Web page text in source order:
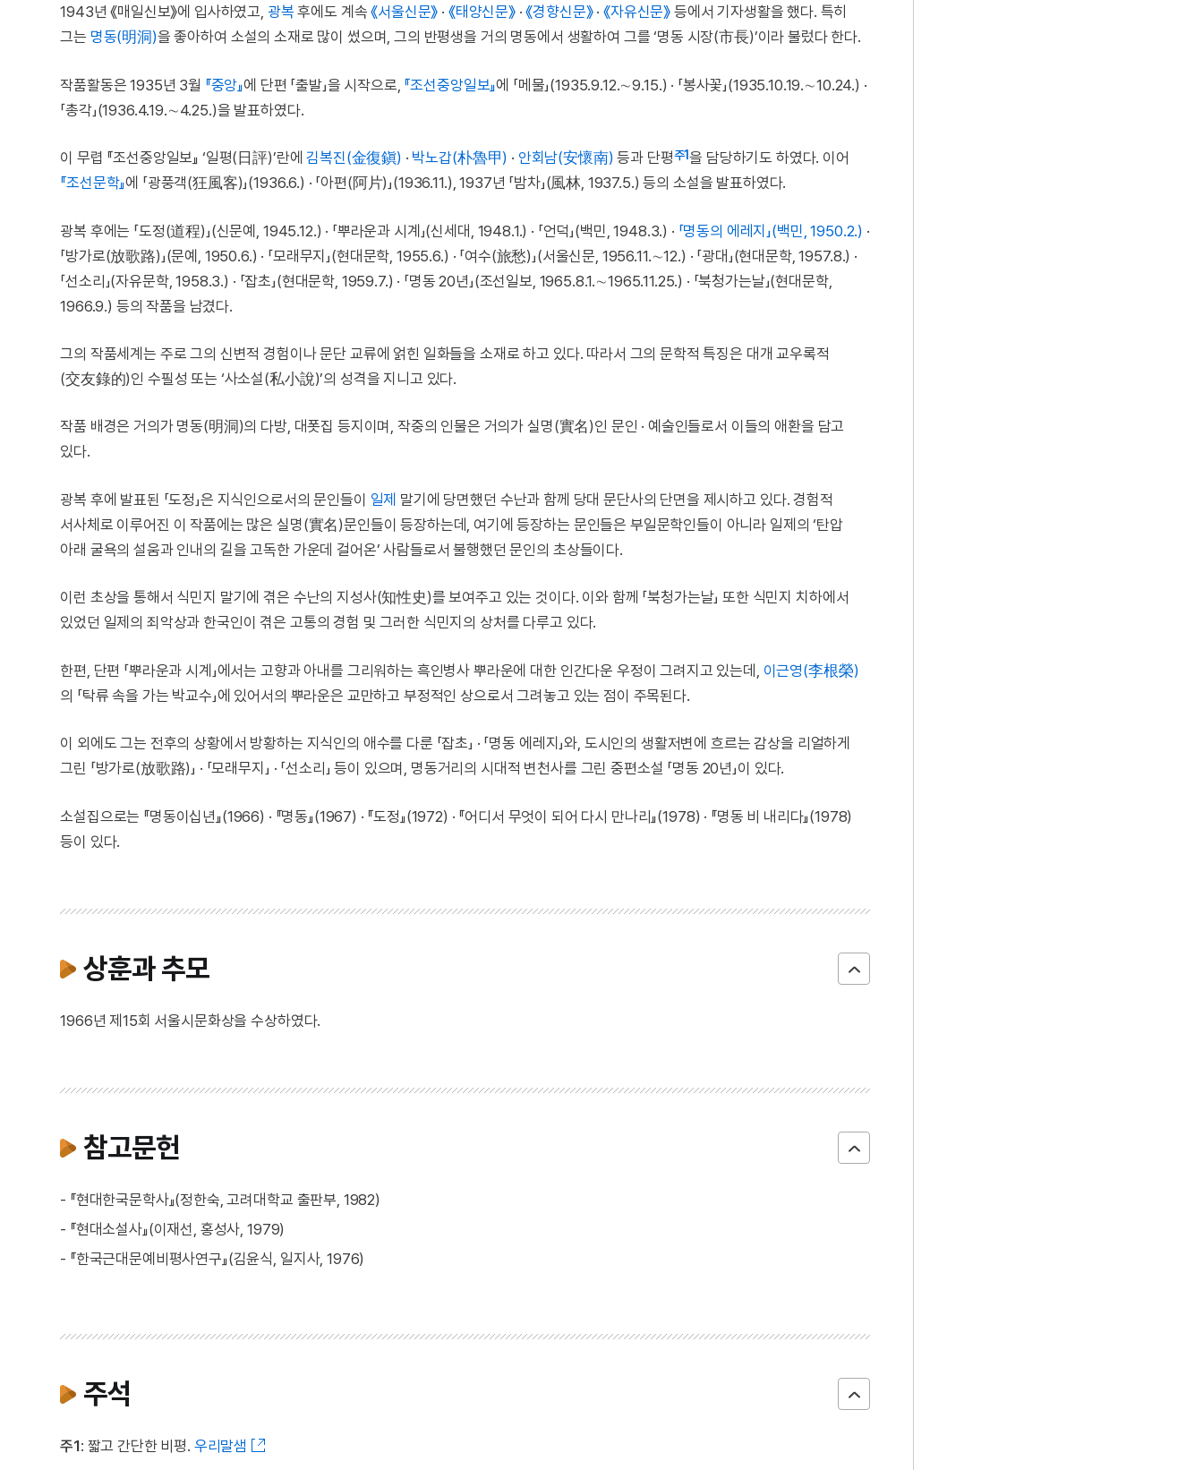
1943년 《매일신보》에 입사하였고, 광복 후에도 계속《서울신문》 · 《태양신문》·《경향신문》· 《자유신문》 등에서 기자생활을 했다. 특히
그는 명동(明洞)을 좋아하여 소설의 소재로 많이 썼으며, 그의 반평생을 거의 명동에서 생활하여 그를 ‘명동 시장(市長)’이라 불렀다 한다.
작품활동은 1935년 3월 『중앙』에 단편 「출발」을 시작으로, 『조선중앙일보』에 「메물」(1935.9.12.∼9.15.) · 「봉사꽃」(1935.10.19.∼10.24.) ·
「총각」(1936.4.19.∼4.25.)을 발표하였다.
이 무렵 『조선중앙일보』 ‘일평(日評)’란에김복진(金復鎭) · 박노갑(朴魯甲) · 안회남(安懷南) 등과 단평주1을 담당하기도 하였다. 이어
『조선문학』에 「광풍객(狂風客)」(1936.6.) · 「아편(阿片)」(1936.11.), 1937년 「밤차」(風林, 1937.5.) 등의 소설을 발표하였다.
광복 후에는 「도정(道程)」(신문예, 1945.12.) · 「뿌라운과 시계」(신세대, 1948.1.) · 「언덕」(백민, 1948.3.) · 「명동의 에레지」(백민, 1950.2.) ·
「방가로(放歌路)」(문예, 1950.6.) · 「모래무지」(현대문학, 1955.6.) · 「여수(旅愁)」(서울신문, 1956.11.∼12.) · 「광대」(현대문학, 1957.8.) ·
「선소리」(자유문학, 1958.3.) · 「잡초」(현대문학, 1959.7.) · 「명동 20년」(조선일보, 1965.8.1.∼1965.11.25.) · 「북청가는날」(현대문학,
1966.9.) 등의 작품을 남겼다.
그의 작품세계는 주로 그의 신변적 경험이나 문단 교류에 얽힌 일화들을 소재로 하고 있다. 따라서 그의 문학적 특징은 대개 교우록적
(交友錄的)인 수필성 또는 ‘사소설(私小說)’의 성격을 지니고 있다.
작품 배경은 거의가 명동(明洞)의 다방, 대폿집 등지이며, 작중의 인물은 거의가 실명(實名)인 문인 · 예술인들로서 이들의 애환을 담고
있다.
광복 후에 발표된 「도정」은 지식인으로서의 문인들이 일제 말기에 당면했던 수난과 함께 당대 문단사의 단면을 제시하고 있다. 경험적
서사체로 이루어진 이 작품에는 많은 실명(實名)문인들이 등장하는데, 여기에 등장하는 문인들은 부일문학인들이 아니라 일제의 ‘탄압
아래 굴욕의 설움과 인내의 길을 고독한 가운데 걸어온’ 사람들로서 불행했던 문인의 초상들이다.
이런 초상을 통해서 식민지 말기에 겪은 수난의 지성사(知性史)를 보여주고 있는 것이다. 이와 함께 「북청가는날」 또한 식민지 치하에서
있었던 일제의 죄악상과 한국인이 겪은 고통의 경험 및 그러한 식민지의 상처를 다루고 있다.
한편, 단편 「뿌라운과 시계」에서는 고향과 아내를 그리워하는 흑인병사 뿌라운에 대한 인간다운 우정이 그려지고 있는데, 이근영(李根榮)
의 「탁류 속을 가는 박교수」에 있어서의 뿌라운은 교만하고 부정적인 상으로서 그려놓고 있는 점이 주목된다.
이 외에도 그는 전후의 상황에서 방황하는 지식인의 애수를 다룬 「잡초」 · 「명동 에레지」와, 도시인의 생활저변에 흐르는 감상을 리얼하게
그린 「방가로(放歌路)」 · 「모래무지」 · 「선소리」 등이 있으며, 명동거리의 시대적 변천사를 그린 중편소설 「명동 20년」이 있다.
소설집으로는 『명동이십년』(1966) · 『명동』(1967) · 『도정』(1972) · 『어디서 무엇이 되어 다시 만나리』(1978) · 『명동 비 내리다』(1978)
등이 있다.
상훈과 추모
1966년 제15회 서울시문화상을 수상하였다.
참고문헌
- 『현대한국문학사』(정한숙, 고려대학교 출판부, 1982)
- 『현대소설사』(이재선, 홍성사, 1979)
- 『한국근대문예비평사연구』(김윤식, 일지사, 1976)
주석
주1: 짧고 간단한 비평. 우리말샘